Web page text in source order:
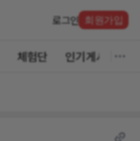
로그인 회원가입
체험단 인기게시글